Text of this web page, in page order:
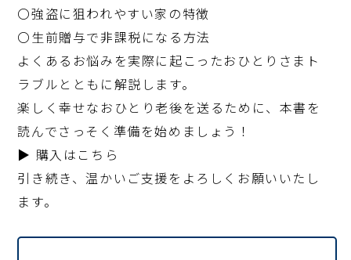
〇強盗に狙われやすい家の特徴
〇生前贈与で非課税になる方法
よくあるお悩みを実際に起こったおひとりさまト
ラブルとともに解説します。
楽しく幸せなおひとり老後を送るために、本書を
読んでさっそく準備を始めましょう！
▶︎ 購入はこちら
引き続き、温かいご支援をよろしくお願いいたし
ます。